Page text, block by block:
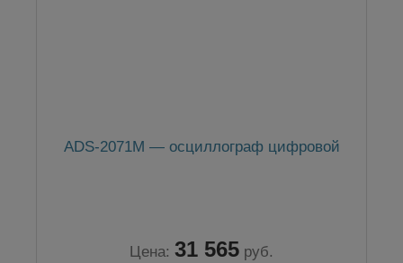
ADS-2071M — осциллограф цифровой
Цена: 31 565 руб.